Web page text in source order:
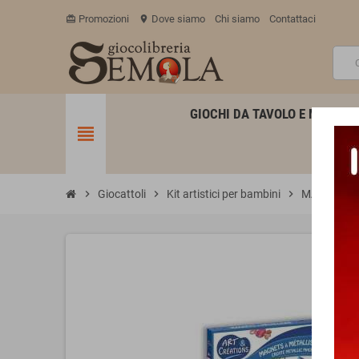
card_giftcard Promozioni location_on Dove siamo Chi siamo Contattaci
view_headline
GIOCHI DA TAVOLO E
chevron_right Giocattoli chevron_right Kit artistici per bambini chevron_right MAGNETI